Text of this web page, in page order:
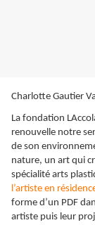
Charlotte Gautier
La fondation
renouvelle notre
de son
nature, un art qui
spécialité arts
l’artiste en
forme d’un PDF
artiste puis leur